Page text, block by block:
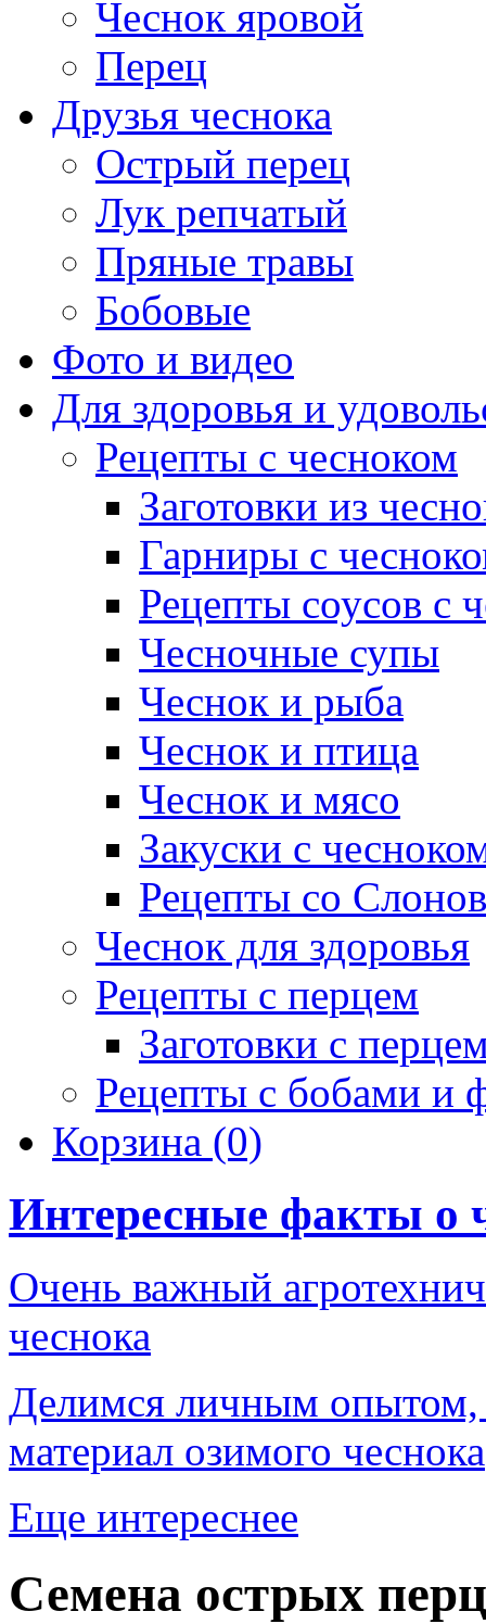
Чеснок яровой
Перец
Друзья чеснока
Острый перец
Лук репчатый
Пряные травы
Бобовые
Фото и видео
Для здоровья и
Рецепты с чесноком
Заготовки из
Гарниры с
Рецепты соусов с
Чесночные супы
Чеснок и рыба
Чеснок и птица
Чеснок и мясо
Закуски с
Рецепты со
Чеснок для здоровья
Рецепты с перцем
Заготовки с
Рецепты с бобами и
Корзина (0)
Интересные факты о
Очень важный
чеснока
Делимся личным опытом,
материал озимого чеснока
Еще интереснее
Семена острых